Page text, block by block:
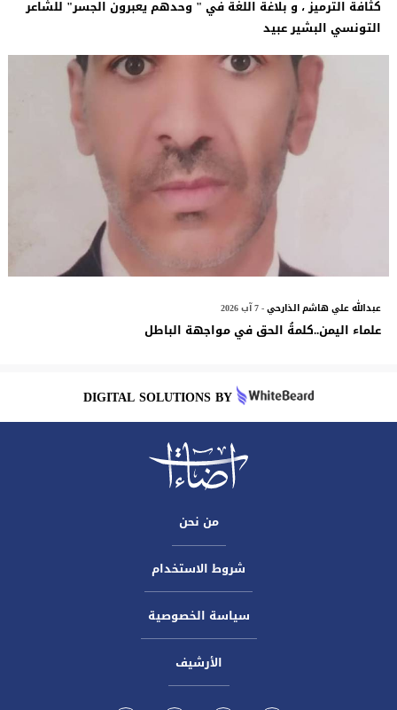
كثافة الترميز ، و بلاغة اللغة في " وحدهم يعبرون الجسر" للشاعر
التونسي البشير عبيد
عبدالله علي هاشم الذارحي- 7 آب 2026
علماء اليمن..كلمةُ الحق في مواجهة الباطل
DIGITAL SOLUTIONS BY
من نحن
شروط الاستخدام
سياسة الخصوصية
الأرشيف